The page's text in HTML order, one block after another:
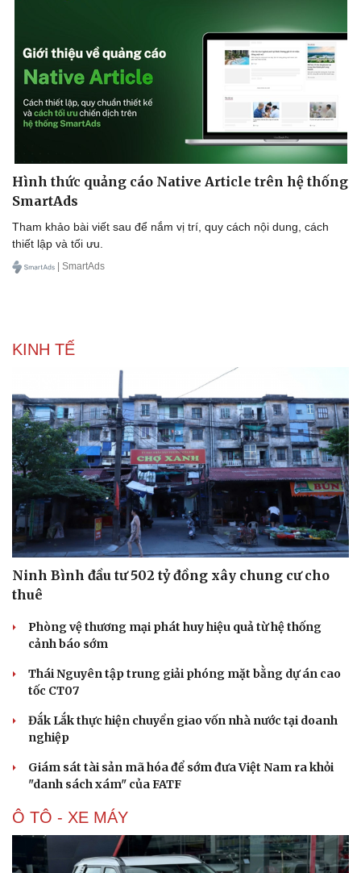
Văn hóa
Sân khấu - Điện ảnh
Văn học
Âm nhạc
Di sản
Giải trí
Thời trang
Hình thức quảng cáo Native Article trên hệ thống
SmartAds
Tham khảo bài viết sau để nắm vị trí, quy cách nội dung, cách
thiết lập và tối ưu.
| SmartAds
KINH TẾ
Ninh Bình đầu tư 502 tỷ đồng xây chung cư cho
thuê
Phòng vệ thương mại phát huy hiệu quả từ hệ thống
cảnh báo sớm
Thái Nguyên tập trung giải phóng mặt bằng dự án cao
tốc CT07
Đắk Lắk thực hiện chuyển giao vốn nhà nước tại doanh
nghiệp
Giám sát tài sản mã hóa để sớm đưa Việt Nam ra khỏi
"danh sách xám" của FATF
Ô TÔ - XE MÁY